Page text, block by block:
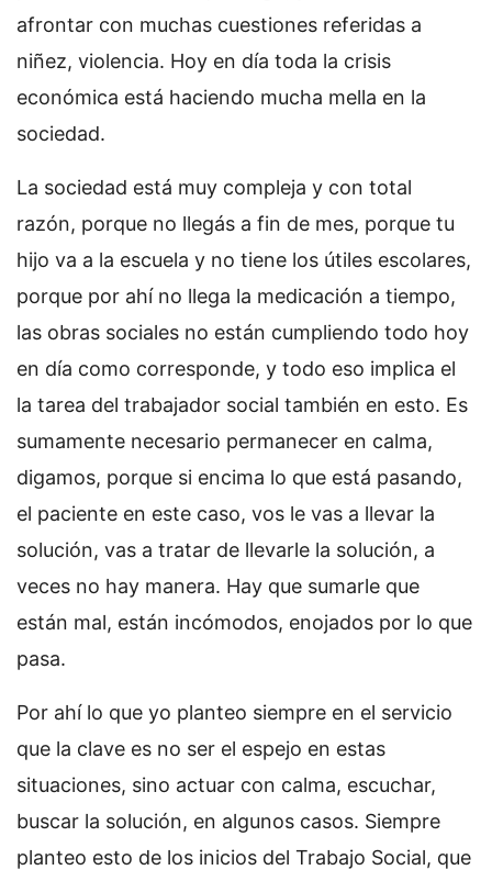
afrontar con muchas cuestiones referidas a
niñez, violencia. Hoy en día toda la crisis
económica está haciendo mucha mella en la
sociedad.
La sociedad está muy compleja y con total
razón, porque no llegás a fin de mes, porque tu
hijo va a la escuela y no tiene los útiles escolares,
porque por ahí no llega la medicación a tiempo,
las obras sociales no están cumpliendo todo hoy
en día como corresponde, y todo eso implica el
la tarea del trabajador social también en esto. Es
sumamente necesario permanecer en calma,
digamos, porque si encima lo que está pasando,
el paciente en este caso, vos le vas a llevar la
solución, vas a tratar de llevarle la solución, a
veces no hay manera. Hay que sumarle que
están mal, están incómodos, enojados por lo que
pasa.
Por ahí lo que yo planteo siempre en el servicio
que la clave es no ser el espejo en estas
situaciones, sino actuar con calma, escuchar,
buscar la solución, en algunos casos. Siempre
planteo esto de los inicios del Trabajo Social, que